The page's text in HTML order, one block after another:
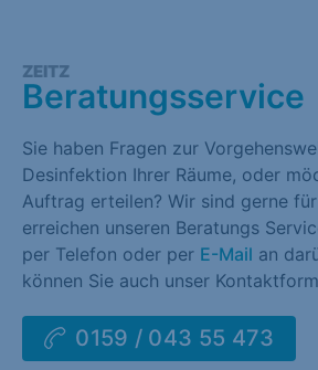
ZEITZ
Beratungsservice
Sie haben Fragen zur
Desinfektion Ihrer Räume, oder
Auftrag erteilen? Wir sind gerne
erreichen unseren Beratungs
per Telefon oder per E-Mail an
können Sie auch unser
0159 / 043 55 473